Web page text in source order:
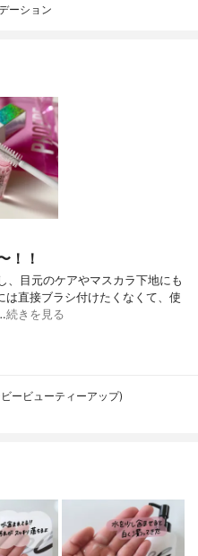
ーション
！！
、目元のケアやマスカラ下地にも
は直接ブラシ付けたくなくて、使
続きを見る
ービューティーアップ)